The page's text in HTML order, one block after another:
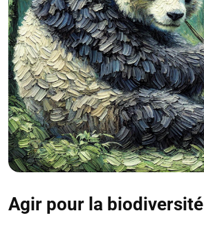
Agir pour la biodiversité